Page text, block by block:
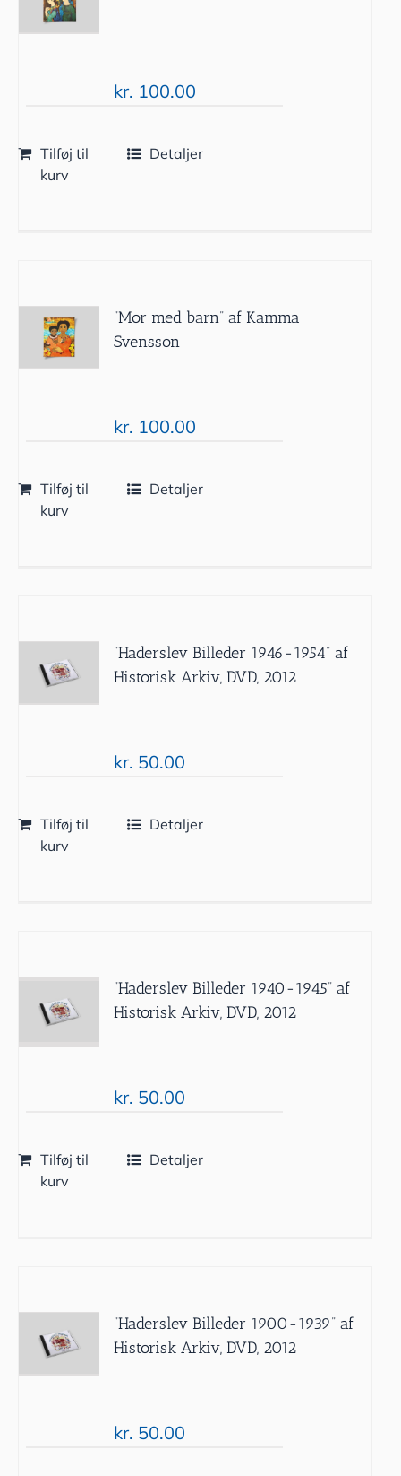
kr. 100.00
Tilføj til
kurv
Detaljer
”Mor med barn” af Kamma
Svensson
kr. 100.00
Tilføj til
kurv
Detaljer
”Haderslev Billeder 1946-1954” af
Historisk Arkiv, DVD, 2012
kr. 50.00
Tilføj til
kurv
Detaljer
”Haderslev Billeder 1940-1945” af
Historisk Arkiv, DVD, 2012
kr. 50.00
Tilføj til
kurv
Detaljer
”Haderslev Billeder 1900-1939” af
Historisk Arkiv, DVD, 2012
kr. 50.00